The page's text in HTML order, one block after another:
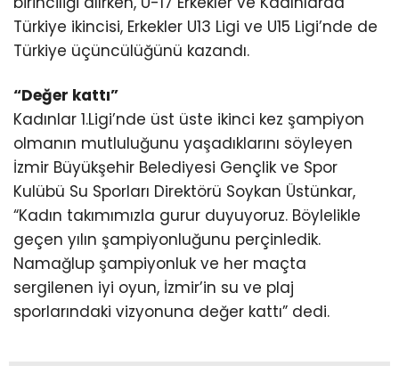
Türkiye ikincisi, Erkekler U13 Ligi ve U15 Ligi’nde de
Türkiye üçüncülüğünü kazandı.
“Değer kattı”
Kadınlar 1.Ligi’nde üst üste ikinci kez şampiyon
olmanın mutluluğunu yaşadıklarını söyleyen
İzmir Büyükşehir Belediyesi Gençlik ve Spor
Kulübü Su Sporları Direktörü Soykan Üstünkar,
“Kadın takımımızla gurur duyuyoruz. Böylelikle
geçen yılın şampiyonluğunu perçinledik.
Namağlup şampiyonluk ve her maçta
sergilenen iyi oyun, İzmir’in su ve plaj
sporlarındaki vizyonuna değer kattı” dedi.